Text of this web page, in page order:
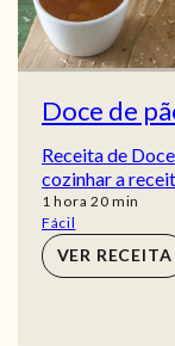
Doce de
Receita de
cozinhar a
1 hora
hora 20min
min
Fácil
VER RECEITA